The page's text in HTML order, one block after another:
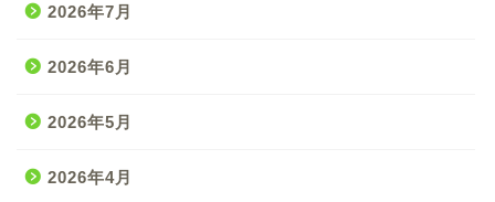
2026年7月
2026年6月
2026年5月
2026年4月